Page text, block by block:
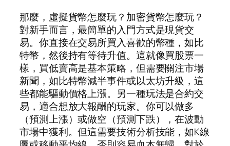
那麼，虛擬貨幣怎麼玩？加密貨幣怎麼玩？
對新手而言，最簡單的入門方式是現貨交
易。你直接在交易所買入喜歡的幣種，如比
特幣，然後持有等待升值。這就像買股票一
樣，買低賣高是基本策略，但需要關注市場
新聞，如比特幣減半事件或以太坊升級，這
些都能驅動價格上漲。另一種玩法是合約交
易，適合想放大報酬的玩家。你可以做多
（預測上漲）或做空（預測下跌），在波動
市場中獲利。但這需要技術分析技能，如K線